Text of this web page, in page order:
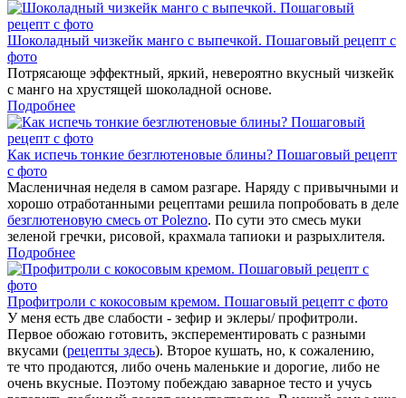
Шоколадный чизкейк манго с выпечкой. Пошаговый рецепт с
фото
Потрясающе эффектный, яркий, невероятно вкусный чизкейк
с манго на хрустящей шоколадной основе.
Подробнее
Как испечь тонкие безглютеновые блины? Пошаговый рецепт
с фото
Масленичная неделя в самом разгаре. Наряду с привычными и
хорошо отработанными рецептами решила попробовать в деле
безглютеновую смесь от Polezno. По сути это смесь муки
зеленой гречки, рисовой, крахмала тапиоки и разрыхлителя.
Подробнее
Профитроли с кокосовым кремом. Пошаговый рецепт с фото
У меня есть две слабости - зефир и эклеры/ профитроли.
Первое обожаю готовить, эксперементировать с разными
вкусами (рецепты здесь). Второе кушать, но, к сожалению,
те что продаются, либо очень маленькие и дорогие, либо не
очень вкусные. Поэтому побеждаю заварное тесто и учусь